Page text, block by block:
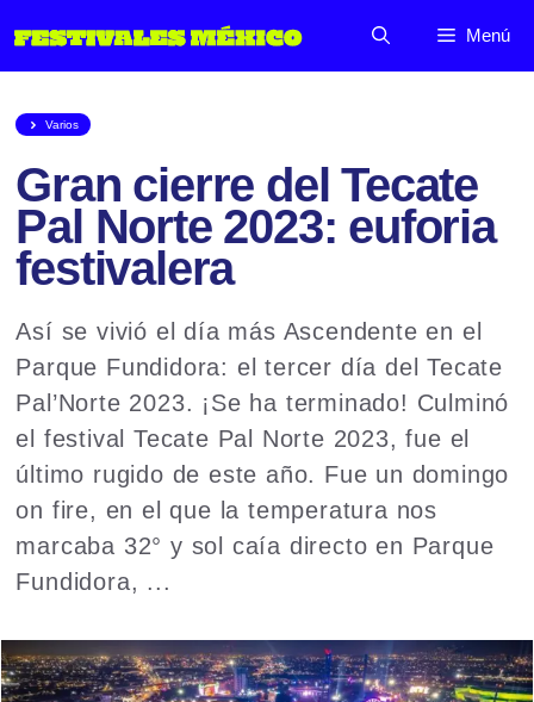
al
Menú
Varios
Gran cierre del Tecate
Pal Norte 2023: euforia
festivalera
Así se vivió el día más Ascendente en el
Parque Fundidora: el tercer día del Tecate
Pal’Norte 2023. ¡Se ha terminado! Culminó
el festival Tecate Pal Norte 2023, fue el
último rugido de este año. Fue un domingo
on fire, en el que la temperatura nos
marcaba 32° y sol caía directo en Parque
Fundidora, ...